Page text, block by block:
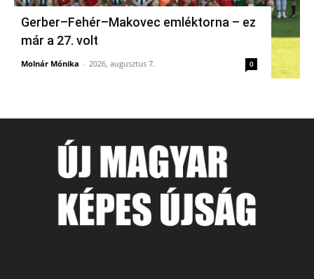
Gerber–Fehér–Makovec emléktorna – ez
már a 27. volt
Molnár Mónika - 2026, augusztus 7. 0